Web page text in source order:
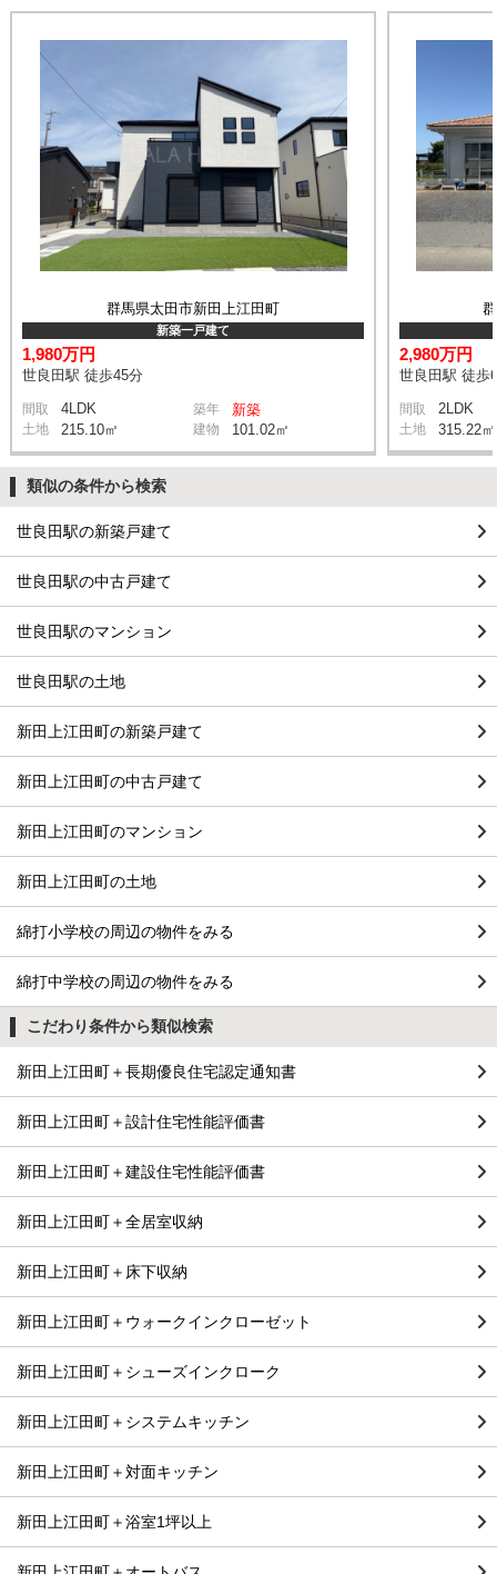
群馬県太田市新田上江田町
新築一戸建て
1,980万円
世良田駅 徒歩45分
間取 4LDK 築年 新築
土地 215.10㎡ 建物 101.02㎡
2,980万円
世良田駅 徒歩
間取 2LDK
土地 315.22㎡
類似の条件から検索
世良田駅の新築戸建て
世良田駅の中古戸建て
世良田駅のマンション
世良田駅の土地
新田上江田町の新築戸建て
新田上江田町の中古戸建て
新田上江田町のマンション
新田上江田町の土地
綿打小学校の周辺の物件をみる
綿打中学校の周辺の物件をみる
こだわり条件から類似検索
新田上江田町＋長期優良住宅認定通知書
新田上江田町＋設計住宅性能評価書
新田上江田町＋建設住宅性能評価書
新田上江田町＋全居室収納
新田上江田町＋床下収納
新田上江田町＋ウォークインクローゼット
新田上江田町＋シューズインクローク
新田上江田町＋システムキッチン
新田上江田町＋対面キッチン
新田上江田町＋浴室1坪以上